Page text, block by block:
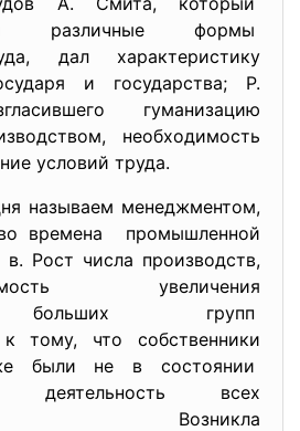
различные формы
дал характеристику
и государства; Р.
гуманизацию
необходимость
условий труда.
называем менеджментом,
времена промышленной
Рост числа производств,
увеличения
больших групп
тому, что собственники
были не в состоянии
деятельность всех
Возникла